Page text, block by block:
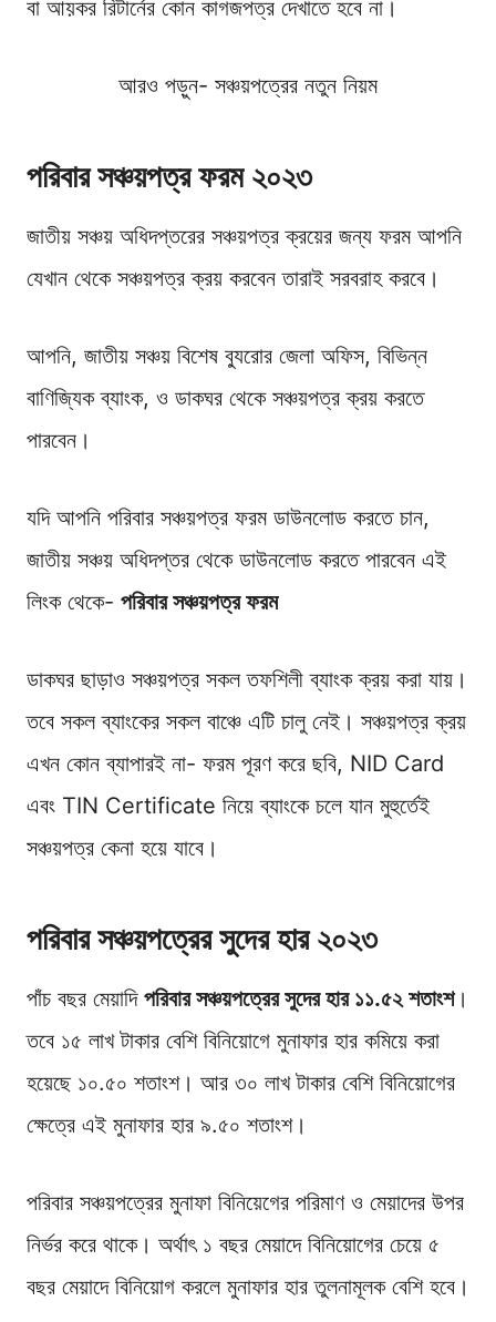
বা আয়কর রিটার্নের কোন কাগজপত্র দেখাতে হবে না।
আরও পড়ুন- সঞ্চয়পত্রের নতুন নিয়ম
পরিবার সঞ্চয়পত্র ফরম ২০২৩
জাতীয় সঞ্চয় অধিদপ্তরের সঞ্চয়পত্র ক্রয়ের জন্য ফরম আপনি
যেখান থেকে সঞ্চয়পত্র ক্রয় করবেন তারাই সরবরাহ করবে।
আপনি, জাতীয় সঞ্চয় বিশেষ ব্যুরোর জেলা অফিস, বিভিন্ন
বাণিজ্যিক ব্যাংক, ও ডাকঘর থেকে সঞ্চয়পত্র ক্রয় করতে
পারবেন।
যদি আপনি পরিবার সঞ্চয়পত্র ফরম ডাউনলোড করতে চান,
জাতীয় সঞ্চয় অধিদপ্তর থেকে ডাউনলোড করতে পারবেন এই
লিংক থেকে- পরিবার সঞ্চয়পত্র ফরম
ডাকঘর ছাড়াও সঞ্চয়পত্র সকল তফশিলী ব্যাংক ক্রয় করা যায়।
তবে সকল ব্যাংকের সকল বাঞ্চে এটি চালু নেই। সঞ্চয়পত্র ক্রয়
এখন কোন ব্যাপারই না- ফরম পূরণ করে ছবি, NID Card
এবং TIN Certificate নিয়ে ব্যাংকে চলে যান মুহুর্তেই
সঞ্চয়পত্র কেনা হয়ে যাবে।
পরিবার সঞ্চয়পত্রের সুদের হার ২০২৩
পাঁচ বছর মেয়াদি পরিবার সঞ্চয়পত্রের সুদের হার ১১.৫২ শতাংশ।
তবে ১৫ লাখ টাকার বেশি বিনিয়োগে মুনাফার হার কমিয়ে করা
হয়েছে ১০.৫০ শতাংশ। আর ৩০ লাখ টাকার বেশি বিনিয়োগের
ক্ষেত্রে এই মুনাফার হার ৯.৫০ শতাংশ।
পরিবার সঞ্চয়পত্রের মুনাফা বিনিয়েগের পরিমাণ ও মেয়াদের উপর
নির্ভর করে থাকে। অর্থাৎ ১ বছর মেয়াদে বিনিয়োগের চেয়ে ৫
বছর মেয়াদে বিনিয়োগ করলে মুনাফার হার তুলনামূলক বেশি হবে।